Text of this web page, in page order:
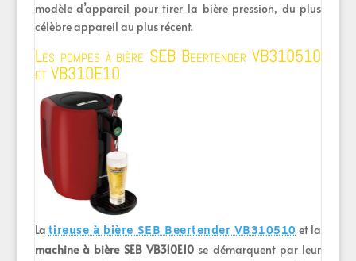
modèle d’appareil pour tirer la bière pression, du plus
célèbre appareil au plus récent.
Les pompes à bière SEB Beertender VB310510
et VB310E10
La tireuse à bière SEB Beertender VB310510 et la
machine à bière SEB VB310E10 se démarquent par leur